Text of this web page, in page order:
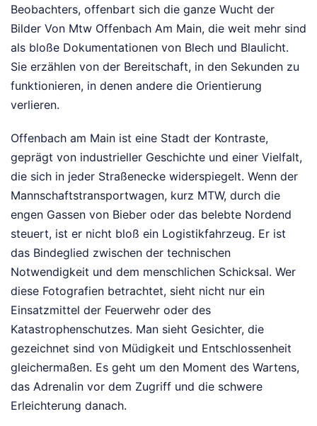
Beobachters, offenbart sich die ganze Wucht der
Bilder Von Mtw Offenbach Am Main, die weit mehr sind
als bloße Dokumentationen von Blech und Blaulicht.
Sie erzählen von der Bereitschaft, in den Sekunden zu
funktionieren, in denen andere die Orientierung
verlieren.
Offenbach am Main ist eine Stadt der Kontraste,
geprägt von industrieller Geschichte und einer Vielfalt,
die sich in jeder Straßenecke widerspiegelt. Wenn der
Mannschaftstransportwagen, kurz MTW, durch die
engen Gassen von Bieber oder das belebte Nordend
steuert, ist er nicht bloß ein Logistikfahrzeug. Er ist
das Bindeglied zwischen der technischen
Notwendigkeit und dem menschlichen Schicksal. Wer
diese Fotografien betrachtet, sieht nicht nur ein
Einsatzmittel der Feuerwehr oder des
Katastrophenschutzes. Man sieht Gesichter, die
gezeichnet sind von Müdigkeit und Entschlossenheit
gleichermaßen. Es geht um den Moment des Wartens,
das Adrenalin vor dem Zugriff und die schwere
Erleichterung danach.